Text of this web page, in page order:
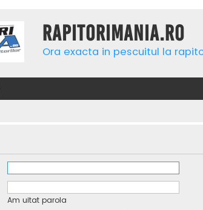
Rapitorimania.ro
Ora exacta in pescuitul la
Am uitat parola